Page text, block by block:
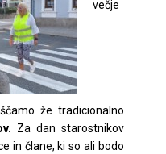
večje
že tradicionalno
Za dan starostnikov
in člane, ki so ali bodo